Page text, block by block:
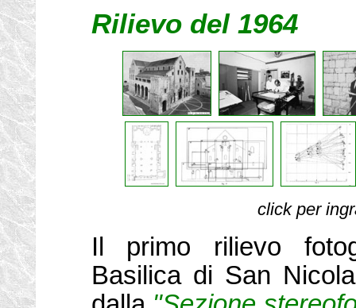
Rilievo del 1964
click per
Il primo rilievo
Basilica di San